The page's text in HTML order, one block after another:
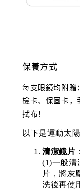
保養方式
每支眼鏡均附贈
檢卡、保固卡，
拭布！
以下是運動太
清潔鏡片 ：
(1)一般清
片，將灰
洗後再使